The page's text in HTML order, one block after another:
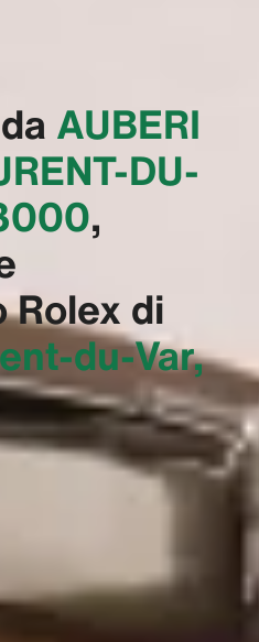
‭AUBERI
DU-
,
Rolex di
du-Var,